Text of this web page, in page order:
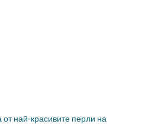
най-красивите перли на